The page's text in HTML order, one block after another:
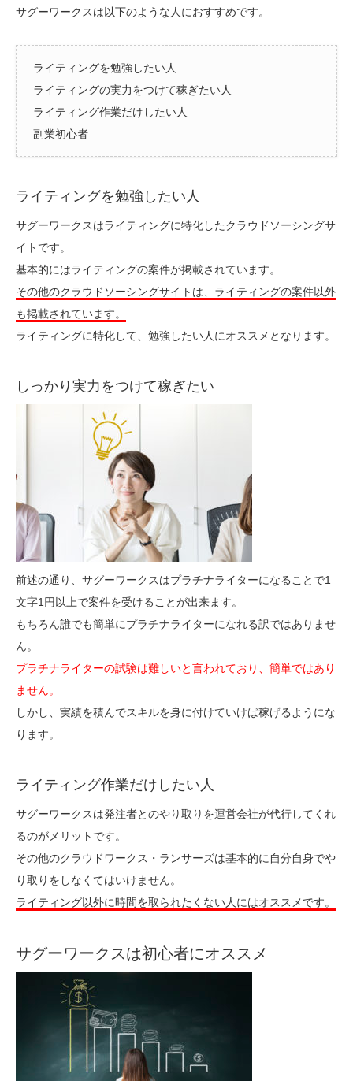
サグーワークスは以下のような人におすすめです。
ライティングを勉強したい人
ライティングの実力をつけて稼ぎたい人
ライティング作業だけしたい人
副業初心者
ライティングを勉強したい人
サグーワークスはライティングに特化したクラウドソーシングサ
イトです。
基本的にはライティングの案件が掲載されています。
その他のクラウドソーシングサイトは、ライティングの案件以外
も掲載されています。
ライティングに特化して、勉強したい人にオススメとなります。
しっかり実力をつけて稼ぎたい
前述の通り、サグーワークスはプラチナライターになることで1
文字1円以上で案件を受けることが出来ます。
もちろん誰でも簡単にプラチナライターになれる訳ではありませ
ん。
プラチナライターの試験は難しいと言われており、簡単ではあり
ません。
しかし、実績を積んでスキルを身に付けていけば稼げるようにな
ります。
ライティング作業だけしたい人
サグーワークスは発注者とのやり取りを運営会社が代行してくれ
るのがメリットです。
その他のクラウドワークス・ランサーズは基本的に自分自身でや
り取りをしなくてはいけません。
ライティング以外に時間を取られたくない人にはオススメです。
サグーワークスは初心者にオススメ